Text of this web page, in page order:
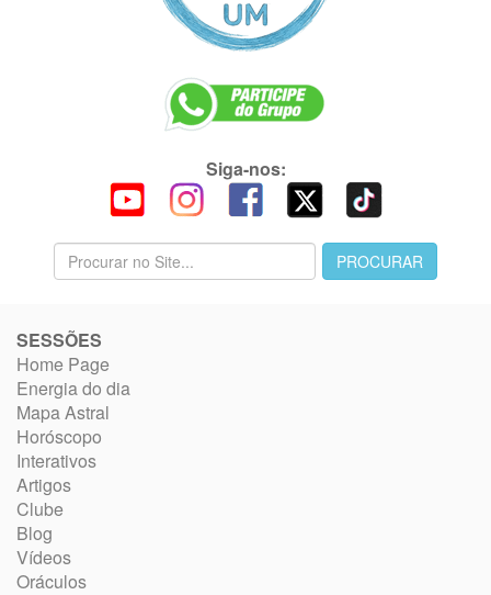
Siga-nos:
SESSÕES
Home Page
Energia do dia
Mapa Astral
Horóscopo
Interativos
Artigos
Clube
Blog
Vídeos
Oráculos